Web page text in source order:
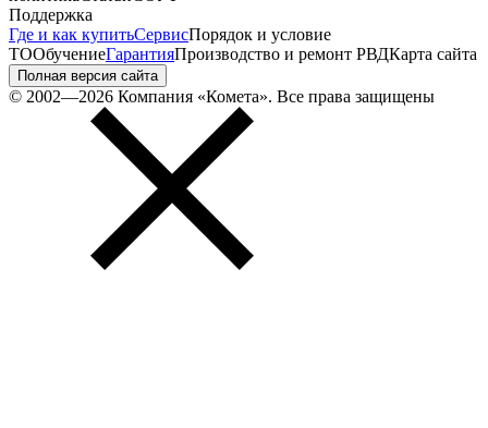
Поддержка
Где и как купитьСервисПорядок и условие
ТООбучениеГарантияПроизводство и ремонт РВДКарта сайта
Полная версия сайта
© 2002—2026 Компания «Комета». Все права защищены